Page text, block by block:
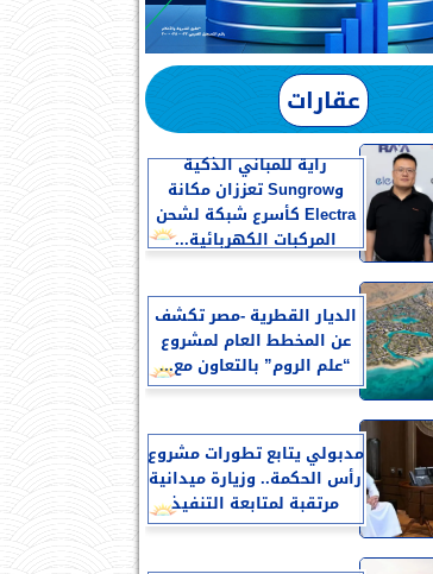
عقارات
راية للمباني الذكية
وSungrow تعززان مكانة
Electra كأسرع شبكة لشحن
المركبات الكهربائية...
الديار القطرية -مصر تكشف
عن المخطط العام لمشروع
“علم الروم” بالتعاون مع...
مدبولي يتابع تطورات مشروع
رأس الحكمة.. وزيارة ميدانية
مرتقبة لمتابعة التنفيذ